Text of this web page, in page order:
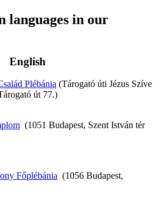
languages in our
English
Plébánia (Tárogató úti Jézus Szíve
út 77.)
(1051 Budapest, Szent István tér
Főplébánia (1056 Budapest,